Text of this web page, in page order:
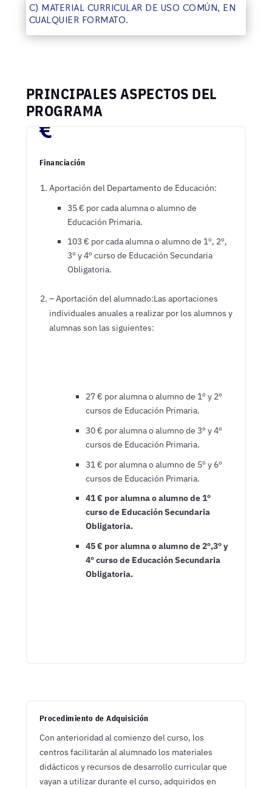
C) MATERIAL CURRICULAR DE USO COMÚN, EN
CUALQUIER FORMATO.
PRINCIPALES ASPECTOS DEL
PROGRAMA

Financiación
Aportación del Departamento de Educación:
35 € por cada alumna o alumno de
Educación Primaria.
103 € por cada alumna o alumno de 1º, 2º,
3º y 4º curso de Educación Secundaria
Obligatoria.
– Aportación del alumnado:Las aportaciones
individuales anuales a realizar por los alumnos y
alumnas son las siguientes:
27 € por alumna o alumno de 1º y 2º
cursos de Educación Primaria.
30 € por alumna o alumno de 3º y 4º
cursos de Educación Primaria.
31 € por alumna o alumno de 5º y 6º
cursos de Educación Primaria.
41 € por alumna o alumno de 1º
curso de Educación Secundaria
Obligatoria.
45 € por alumna o alumno de 2º,3º y
4º curso de Educación Secundaria
Obligatoria.
Procedimiento de Adquisición
Con anterioridad al comienzo del curso, los
centros facilitarán al alumnado los materiales
didácticos y recursos de desarrollo curricular que
vayan a utilizar durante el curso, adquiridos en